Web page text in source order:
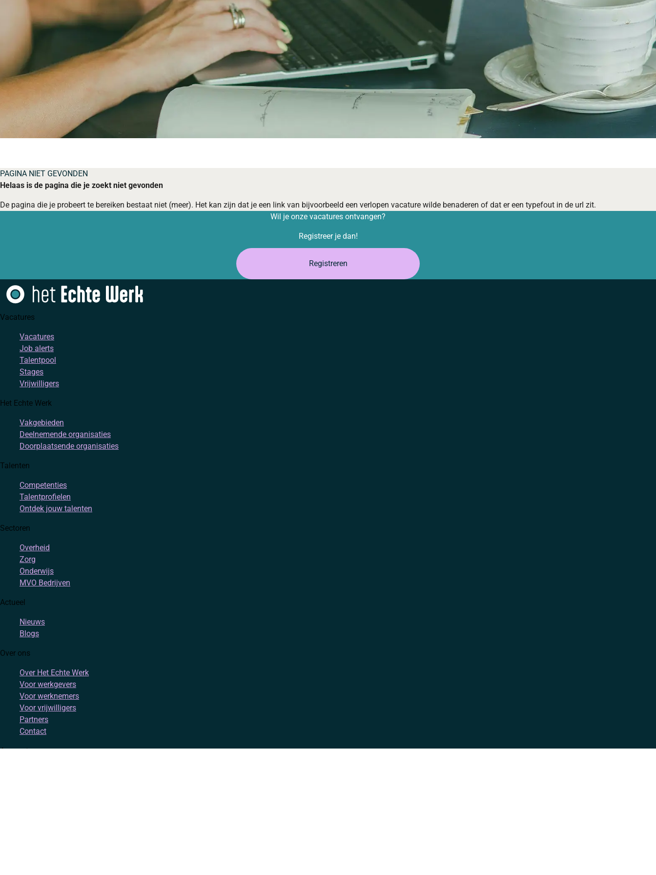
PAGINA NIET GEVONDEN
Helaas is de pagina die je zoekt niet gevonden
De pagina die je probeert te bereiken bestaat niet (meer). Het kan zijn dat je een link van bijvoorbeeld een verlopen vacature wilde benaderen of dat er een typefout in de url zit.
Wil je onze vacatures ontvangen?
Registreer je dan!
Registreren
Vacatures
Vacatures
Job alerts
Talentpool
Stages
Vrijwilligers
Het Echte Werk
Vakgebieden
Deelnemende organisaties
Doorplaatsende organisaties
Talenten
Competenties
Talentprofielen
Ontdek jouw talenten
Sectoren
Overheid
Zorg
Onderwijs
MVO Bedrijven
Actueel
Nieuws
Blogs
Over ons
Over Het Echte Werk
Voor werkgevers
Voor werknemers
Voor vrijwilligers
Partners
Contact
Account